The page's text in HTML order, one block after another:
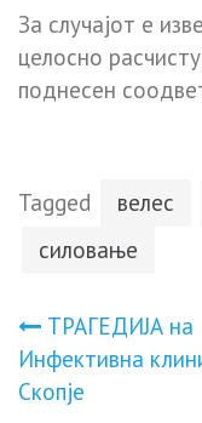
За случајот е
целосно
поднесен
Tagged велес
силовање
на
ТРАГЕДИЈА на
Инфективна
Скопје